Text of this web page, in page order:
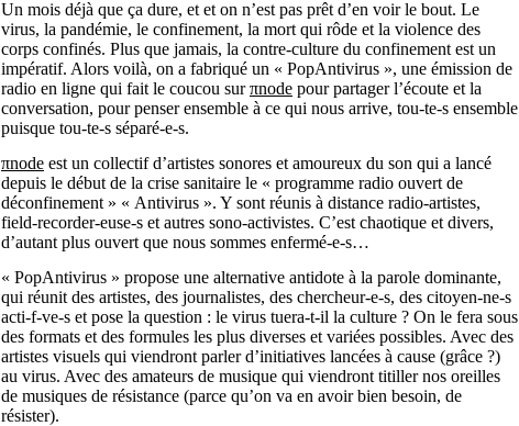
Un mois déjà que ça dure, et et on n’est pas prêt d’en voir le bout. Le
virus, la pandémie, le confinement, la mort qui rôde et la violence des
corps confinés. Plus que jamais, la contre-culture du confinement est un
impératif. Alors voilà, on a fabriqué un « PopAntivirus », une émission de
radio en ligne qui fait le coucou surπnode pour partager l’écoute et la
conversation, pour penser ensemble à ce qui nous arrive, tou-te-s ensemble
puisque tou-te-s séparé-e-s.
πnode est un collectif d’artistes sonores et amoureux du son qui a lancé
depuis le début de la crise sanitaire le « programme radio ouvert de
déconfinement » « Antivirus ». Y sont réunis à distance radio-artistes,
field-recorder-euse-s et autres sono-activistes. C’est chaotique et divers,
d’autant plus ouvert que nous sommes enfermé-e-s…
« PopAntivirus » propose une alternative antidote à la parole dominante,
qui réunit des artistes, des journalistes, des chercheur-e-s, des citoyen-ne-s
acti-f-ve-s et pose la question : le virus tuera-t-il la culture ? On le fera sous
des formats et des formules les plus diverses et variées possibles. Avec des
artistes visuels qui viendront parler d’initiatives lancées à cause (grâce ?)
au virus. Avec des amateurs de musique qui viendront titiller nos oreilles
de musiques de résistance (parce qu’on va en avoir bien besoin, de
résister).